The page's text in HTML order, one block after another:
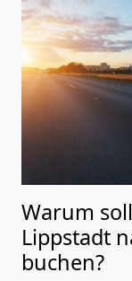
Warum
Lippstadt
buchen?